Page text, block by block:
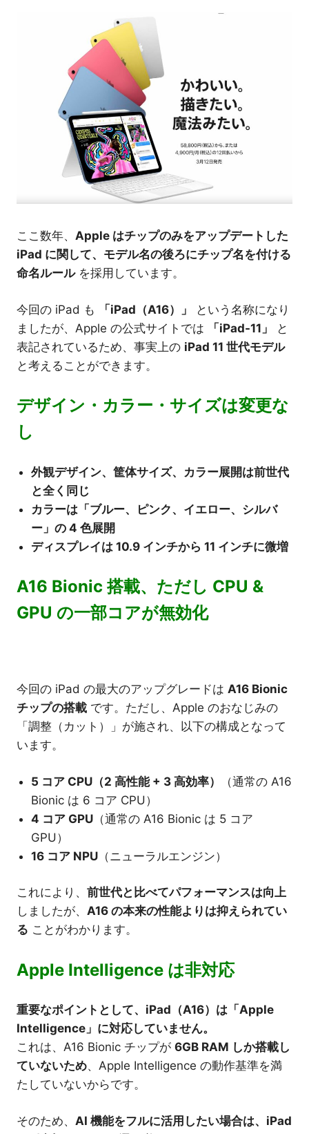
ここ数年、 Apple はチップのみをアップデートした
iPad に関して、モデル名の後ろにチップ名を付ける
命名ルールを採用しています。
今回の iPad も 「iPad（A16）」
という名称になり
ましたが、Apple の公式サイトでは
「iPad-11」
と
表記されているため、事実上の iPad 11 世代モデル
と考えることができます。
デザイン・カラー・サイズは変更な
し
外観デザイン、筐体サイズ、カラー展開は前世代
と全く同じ
カラーは「ブルー、ピンク、イエロー、シルバ
ー」の 4 色展開
ディスプレイは 10.9 インチから 11 インチに微増
A16 Bionic 搭載、ただし CPU &
GPU の一部コアが無効化
今回の iPad の最大のアップグレードは A16 Bionic
チップの搭載 です。ただし、Apple のおなじみの
「調整（カット）」が施され、以下の構成となって
います。
5 コア CPU（2 高性能 + 3 高効率）
（通常の A16
Bionic は 6 コア CPU）
4 コア GPU （通常の A16 Bionic は 5 コア
GPU）
16 コア NPU （ニューラルエンジン）
これにより、 前世代と比べてパフォーマンスは向上
しましたが、 A16 の本来の性能よりは抑えられてい
る ことがわかります。
Apple Intelligence は非対応
重要なポイントとして、iPad（A16）は「Apple
Intelligence」に対応していません。
これは、A16 Bionic チップが 6GB RAM しか搭載し
ていないため、Apple Intelligence の動作基準を満
たしていないからです。
そのため、 AI 機能をフルに活用したい場合は、iPad